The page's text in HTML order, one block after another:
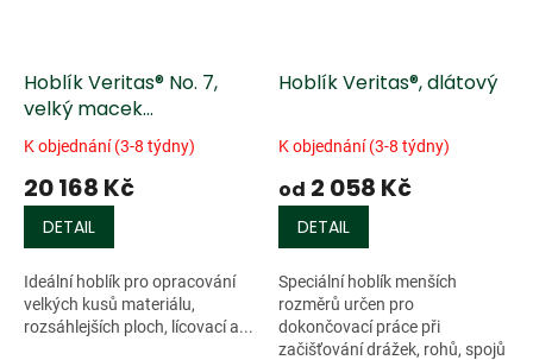
Hoblík Veritas® No. 7,
velký macek
(zakázkový)
K objednání (3-8 týdny)
20 168 Kč
DETAIL
Ideální hoblík pro opracování
velkých kusů materiálu,
rozsáhlejších ploch, lícovací a...
Hoblík Veritas®, dlátový
K objednání (3-8 týdny)
od 2 058 Kč
DETAIL
Speciální hoblík menších
rozměrů určen pro
dokončovací práce při
začišťování drážek, rohů, spojů